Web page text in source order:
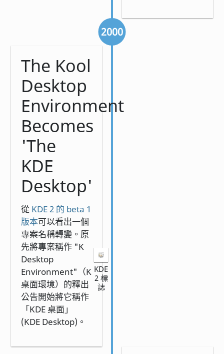
2000
The Kool
Desktop
Environment
Becomes
'The
KDE
Desktop'
從 KDE 2 的 beta 1
版本可以看出一個
專案名稱轉變。原
先將專案稱作 "K
Desktop
Environment"（K
桌面環境）的釋出
公告開始將它稱作
「KDE 桌面」
(KDE Desktop)。
KDE
2 標
誌